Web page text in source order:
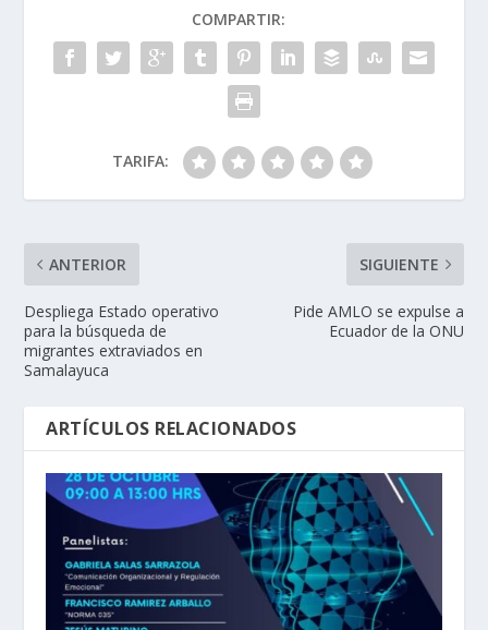
COMPARTIR:
TARIFA:
ANTERIOR
Despliega Estado operativo
para la búsqueda de
migrantes extraviados en
Samalayuca
SIGUIENTE
Pide AMLO se expulse a
Ecuador de la ONU
ARTÍCULOS RELACIONADOS